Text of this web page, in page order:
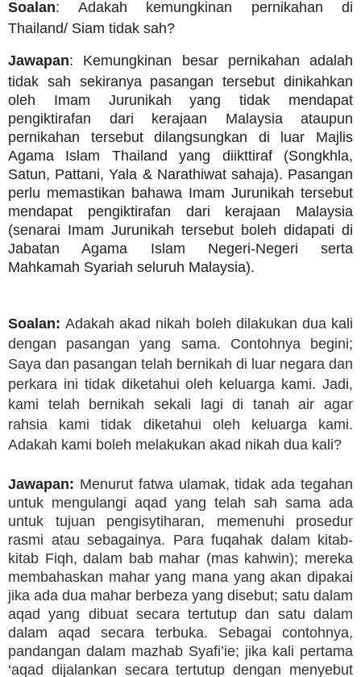
Soalan: Adakah kemungkinan pernikahan di
Thailand/ Siam tidak sah?
Jawapan: Kemungkinan besar pernikahan adalah
tidak sah sekiranya pasangan tersebut dinikahkan
oleh Imam Jurunikah yang tidak mendapat
pengiktirafan dari kerajaan Malaysia ataupun
pernikahan tersebut dilangsungkan di luar Majlis
Agama Islam Thailand yang diikttiraf (Songkhla,
Satun, Pattani, Yala & Narathiwat sahaja). Pasangan
perlu memastikan bahawa Imam Jurunikah tersebut
mendapat pengiktirafan dari kerajaan Malaysia
(senarai Imam Jurunikah tersebut boleh didapati di
Jabatan Agama Islam Negeri-Negeri serta
Mahkamah Syariah seluruh Malaysia).
Soalan: Adakah akad nikah boleh dilakukan dua kali
dengan pasangan yang sama. Contohnya begini;
Saya dan pasangan telah bernikah di luar negara dan
perkara ini tidak diketahui oleh keluarga kami. Jadi,
kami telah bernikah sekali lagi di tanah air agar
rahsia kami tidak diketahui oleh keluarga kami.
Adakah kami boleh melakukan akad nikah dua kali?
Jawapan: Menurut fatwa ulamak, tidak ada tegahan
untuk mengulangi aqad yang telah sah sama ada
untuk tujuan pengisytiharan, memenuhi prosedur
rasmi atau sebagainya. Para fuqahak dalam kitab-
kitab Fiqh, dalam bab mahar (mas kahwin); mereka
membahaskan mahar yang mana yang akan dipakai
jika ada dua mahar berbeza yang disebut; satu dalam
aqad yang dibuat secara tertutup dan satu dalam
dalam aqad secara terbuka. Sebagai contohnya,
pandangan dalam mazhab Syafi’ie; jika kali pertama
‘aqad dijalankan secara tertutup dengan menyebut